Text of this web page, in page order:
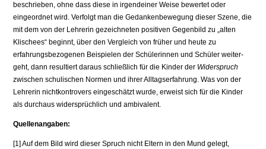
beschrieben, ohne dass diese in irgendeiner Weise bewertet oder
eingeordnet wird. Verfolgt man die Gedankenbewegung dieser Szene, die
mit dem von der Lehrerin gezeichneten positi­ven Gegenbild zu „alten
Klischees“ beginnt, über den Vergleich von früher und heute zu
erfahrungsbezogenen Beispielen der Schülerinnen und Schüler weiter­
geht, dann resultiert daraus schließlich für die Kinder der Widerspruch
zwi­schen schulischen Normen und ihrer Alltagserfahrung. Was von der
Lehrerin nichtkontrovers eingeschätzt wurde, erweist sich für die Kinder
als durchaus widersprüchlich und ambivalent.
Quellenangaben:
[1] Auf dem Bild wird dieser Spruch nicht Eltern in den Mund gelegt,